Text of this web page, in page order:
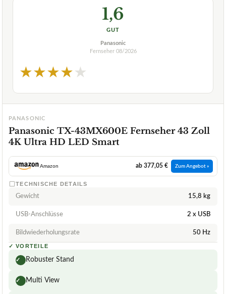
1,6
GUT
Panasonic
Fernseher 08/2026
★★★★★
PANASONIC
Panasonic TX-43MX600E Fernseher 43 Zoll
4K Ultra HD LED Smart
Amazon ab 377,05 € Zum Angebot »
TECHNISCHE DETAILS
Gewicht 15,8 kg
USB-Anschlüsse 2 x USB
Bildwiederholungsrate 50 Hz
✓ VORTEILE
✓ Robuster Stand
✓ Multi View